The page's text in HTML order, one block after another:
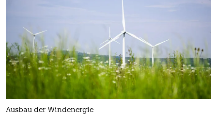
Ausbau der Windenergie